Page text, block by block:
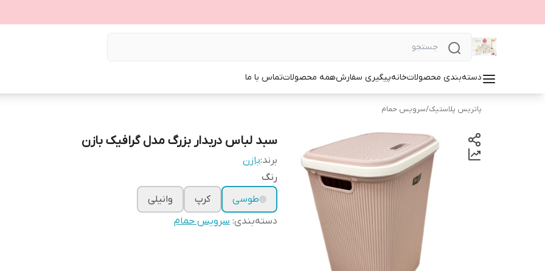
دسته‌بندی محصولاتخانهپیگیری سفارشهمه محصولاتتماس با ما
پاتریس پلاستیک/سرویس حمام
سبد لباس دربدار بزرگ مدل گرافیک بازن
برند:بازن
رنگ
طوسی
کرپ
وانیلی
دسته‌بندی: سرویس حمام